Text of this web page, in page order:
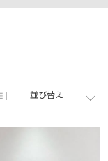
並び替え